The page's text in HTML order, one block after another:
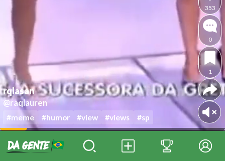
rqlasan
@raqlauren
#meme #humor #view #views #sp
353
0
1